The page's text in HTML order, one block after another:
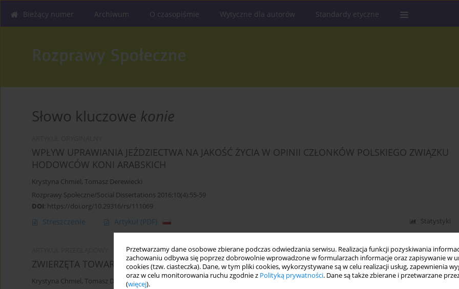
Przetwarzamy dane osobowe zbierane podczas odwiedzania serwisu. Realizacja funkcji pozyskiwania
zachowaniu odbywa się poprzez dobrowolnie wprowadzone w formularzach informacje oraz zapisywanie w
cookies (tzw. ciasteczka). Dane, w tym pliki cookies, wykorzystywane są w celu realizacji usług, zapewnienia
oraz w celu monitorowania ruchu zgodnie z Polityką prywatności. Dane są także zbierane i przetwarzane
(więcej).
Bieżący numer Archiwum O czasopiśmie Wytyczne dla autorów Standardy etyczne
Słowo kluczowe konie
WPŁYW UPRAWIANIA JEŹDZIECTWA NA JAKOŚĆ ŻYCIA W OPINII CZŁONKÓW POLSKIEGO ZWIĄZKU
HODOWCÓW KONI ARABSKICH
Krystyna Chmiel, Tomasz Derewiecki
Rozprawy Społeczne/Social Dissertations 2016;10(4):55-59
DOI: https://doi.org/10.29316/rs/111069
Streszczenie Artykuł (PDF) Statystyki
ZWIERZĘTA TOWARZYSZĄCE AKTYWNOŚCI FIZYCZNEJ DAWNYCH POLAKÓW
Krystyna Chmiel, Tomasz Derewiecki